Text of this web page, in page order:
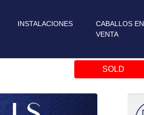
INSTALACIONES
CABALLOS EN
VENTA
SOLD